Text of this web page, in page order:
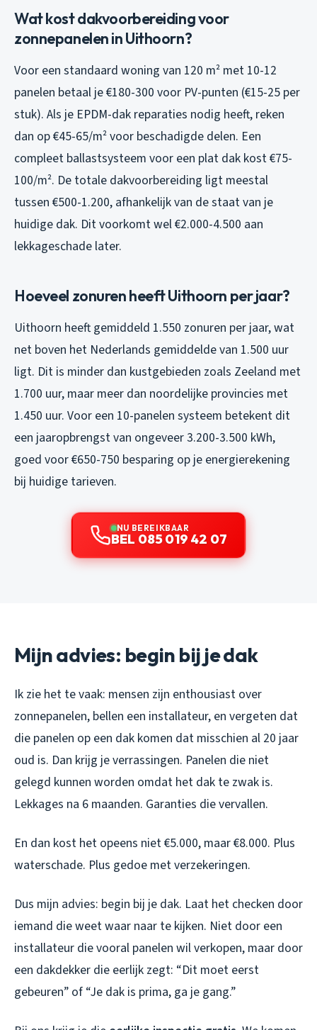
Wat kost dakvoorbereiding voor
zonnepanelen in Uithoorn?
Voor een standaard woning van 120 m² met 10-12
panelen betaal je €180-300 voor PV-punten (€15-25 per
stuk). Als je EPDM-dak reparaties nodig heeft, reken
dan op €45-65/m² voor beschadigde delen. Een
compleet ballastsysteem voor een plat dak kost €75-
100/m². De totale dakvoorbereiding ligt meestal
tussen €500-1.200, afhankelijk van de staat van je
huidige dak. Dit voorkomt wel €2.000-4.500 aan
lekkageschade later.
Hoeveel zonuren heeft Uithoorn per jaar?
Uithoorn heeft gemiddeld 1.550 zonuren per jaar, wat
net boven het Nederlands gemiddelde van 1.500 uur
ligt. Dit is minder dan kustgebieden zoals Zeeland met
1.700 uur, maar meer dan noordelijke provincies met
1.450 uur. Voor een 10-panelen systeem betekent dit
een jaaropbrengst van ongeveer 3.200-3.500 kWh,
goed voor €650-750 besparing op je energierekening
bij huidige tarieven.
NU BEREIKBAAR
BEL 085 019 42 07
Mijn advies: begin bij je dak
Ik zie het te vaak: mensen zijn enthousiast over
zonnepanelen, bellen een installateur, en vergeten dat
die panelen op een dak komen dat misschien al 20 jaar
oud is. Dan krijg je verrassingen. Panelen die niet
gelegd kunnen worden omdat het dak te zwak is.
Lekkages na 6 maanden. Garanties die vervallen.
En dan kost het opeens niet €5.000, maar €8.000. Plus
waterschade. Plus gedoe met verzekeringen.
Dus mijn advies: begin bij je dak. Laat het checken door
iemand die weet waar naar te kijken. Niet door een
installateur die vooral panelen wil verkopen, maar door
een dakdekker die eerlijk zegt: “Dit moet eerst
gebeuren” of “Je dak is prima, ga je gang.”